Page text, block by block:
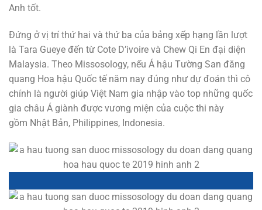
Anh tốt.
Đứng ở vị trí thứ hai và thứ ba của bảng xếp hạng lần lượt
là Tara Gueye đến từ Cote D’ivoire và Chew Qi En đại diện
Malaysia. Theo Missosology, nếu Á hậu Tường San đăng
quang Hoa hậu Quốc tế năm nay đúng như dự đoán thì cô
chính là người giúp Việt Nam gia nhập vào top những quốc
gia châu Á giành được vương miện của cuộc thi này
gồm Nhật Bản, Philippines, Indonesia.